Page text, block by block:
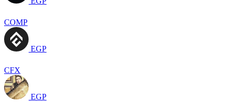
COMP
EGP
CFX
EGP